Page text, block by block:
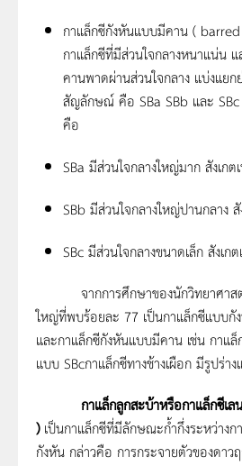
กาแล็กซีกังหันแบบมีคาน (
กาแล็กซีที่มีส่วนใจกลางหนาแน่น แ
คานพาดผ่านส่วนใจกลาง แบ่งแย
สัญลักษณ์ คือ SBa SBb และ SBc
คือ
SBa มีส่วนใจกลางใหญ่มาก สังเก
SBb มีส่วนใจกลางใหญ่ปานกลาง
SBc มีส่วนใจกลางขนาดเล็ก สังเ
จากการศึกษาของนักวิทยาศาสต
ใหญ่ที่พบร้อยละ 77 เป็นกาแล็กซีแบบกั
และกาแล็กซีกังหันแบบมีคาน เช่น กาแ
แบบ SBcกาแล็กซีทางช้างเผือก มีรูปร่า
กาแล็กลูกสะบ้าหรือกาแล็กซีเล
) เป็นกาแล็กซีที่มีลักษณะก้ำกึ่งระหว่าง
กังหัน กล่าวคือ การกระจายตัวของดาว